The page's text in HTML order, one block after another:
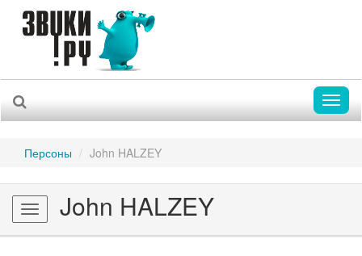
Персоны John HALZEY
Toggle
navigation
John HALZEY